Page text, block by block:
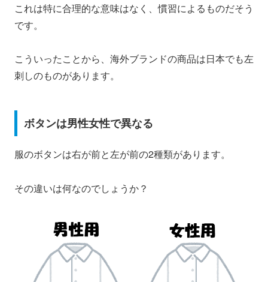
これは特に合理的な意味はなく、慣習によるものだそう
です。
こういったことから、海外ブランドの商品は日本でも左
刺しのものがあります。
ボタンは男性女性で異なる
服のボタンは右が前と左が前の2種類があります。
その違いは何なのでしょうか？